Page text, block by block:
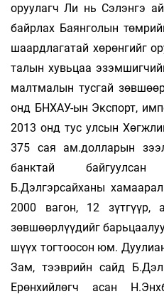
оруулагч Ли нь Сэлэнгэ
байрлах Баянголын
шаардлагатай хөрөнгийг
талын хувьцаа
малтмалын тусгай
онд БНХАУ-ын Экспорт,
2013 онд тус улсын
375 сая ам.долларын
банктай
Б.Дэлгэрсайханы
2000 вагон, 12 зүтгүүр,
зөвшөөрлүүдийг
шүүх тогтоосон юм.
Зам, тээврийн сайд
Ерөнхийлөгч асан